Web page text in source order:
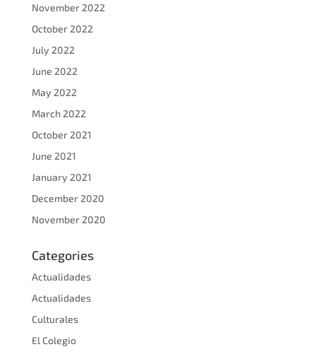
November 2022
October 2022
July 2022
June 2022
May 2022
March 2022
October 2021
June 2021
January 2021
December 2020
November 2020
Categories
Actualidades
Actualidades
Culturales
El Colegio